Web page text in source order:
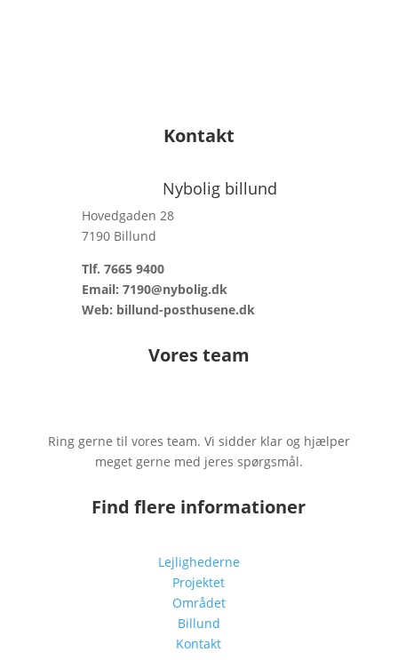
Kontakt
Nybolig billund
Hovedgaden 28
7190 Billund
Tlf. 7665 9400
Email: 7190@nybolig.dk
Web: billund-posthusene.dk
Vores team
Ring gerne til vores team. Vi sidder klar og hjælper
meget gerne med jeres spørgsmål.
Find flere informationer
Lejlighederne
Projektet
Området
Billund
Kontakt